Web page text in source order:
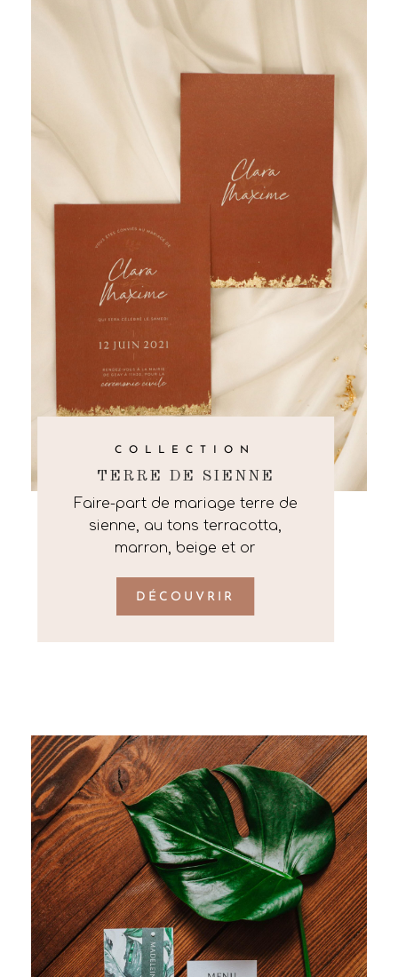
COLLECTION
TERRE DE SIENNE
Faire-part de mariage terre de
sienne, au tons terracotta,
marron, beige et or
DÉCOUVRIR